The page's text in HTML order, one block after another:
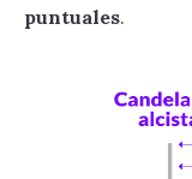
puntuales.